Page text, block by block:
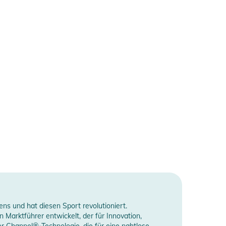
und hat diesen Sport revolutioniert.
Marktführer entwickelt, der für Innovation,